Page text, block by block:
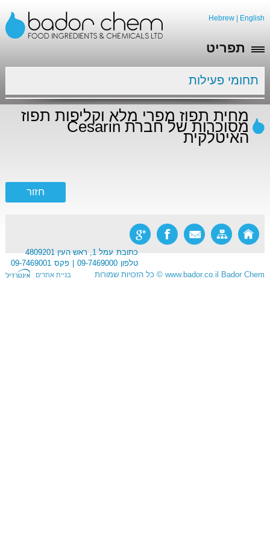
Hebrew English
תפריט
תחומי פעילות
מחית תפוז מפרי מלא וקליפות תפוז
מסוכרות של חברת Cesarin
האיטלקית
כתובת עמל 1, ראש העין 4809201
טלפון 09-7469000 פקס 09-7469001
Bador Chem
www.bador.co.il
© כל הזכויות שמורות בניית אתרים